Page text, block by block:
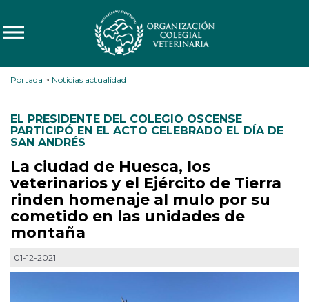
Portada > Noticias actualidad
EL PRESIDENTE DEL COLEGIO OSCENSE
PARTICIPÓ EN EL ACTO CELEBRADO EL DÍA DE
SAN ANDRÉS
La ciudad de Huesca, los
veterinarios y el Ejército de Tierra
rinden homenaje al mulo por su
cometido en las unidades de
montaña
01-12-2021